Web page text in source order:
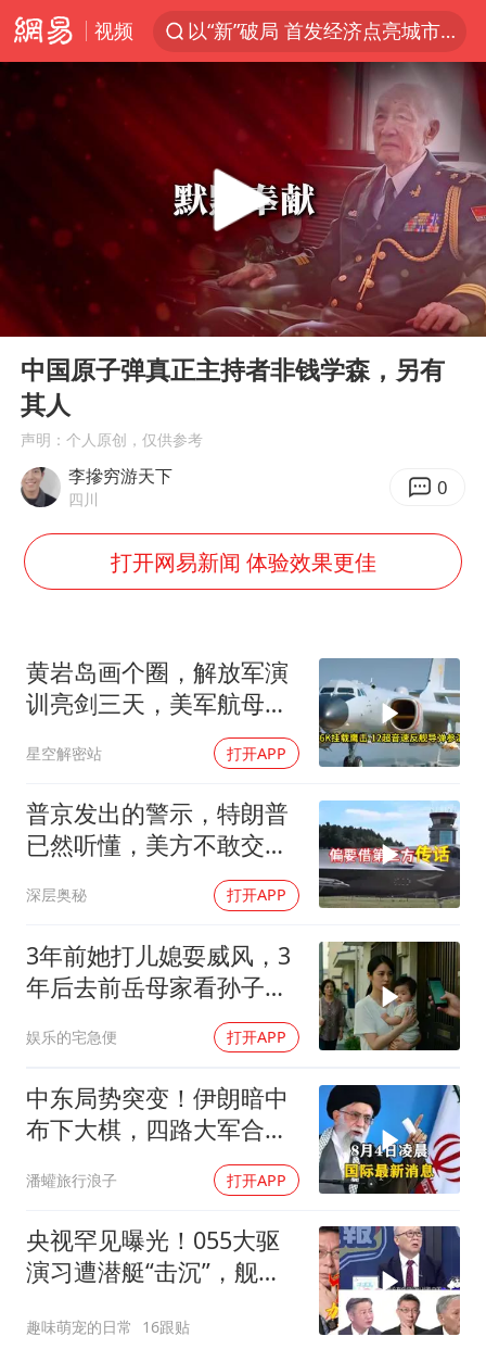
视频
以“新”破局 首发经济点亮城市消费活力
台风白海豚影响中国已成定局
中方回应是否开采太平洋海底稀土资源
昆明石林火把节
外交部发言人就广岛核爆81周年等答记者问
我国编制完成新版全月地质图
郑国霖回应去景区上班被保安拦下
80后女柜员逆袭成4200亿银行副行长
泰国一女公务员妆容引争议 本人回应
多地要求领导干部带头休假
关之琳否认与27岁模特的恋情
把党建设得更加坚强有力
奋进开新局 实干挑大梁
Play
00:00 07:27
中国原子弹真正主持者非钱学森，另有
其人
声明：个人原创，仅供参考
李摻穷游天下
四川 0
打开网易新闻 体验效果更佳
黄岩岛画个圈，解放军演
训亮剑三天，美军航母从
星空解密站 打开APP
普京发出的警示，特朗普
已然听懂，美方不敢交出
深层奥秘 打开APP
3年前她打儿媳耍威风，3
年后去前岳母家看孙子，
娱乐的宅急便 打开APP
中东局势突变！伊朗暗中
布下大棋，四路大军合
围，特朗普面临死局
潘蠸旅行浪子 打开APP
央视罕见曝光！055大驱
演习遭潜艇“击沉”，舰长
趣味萌宠的日常 16跟贴